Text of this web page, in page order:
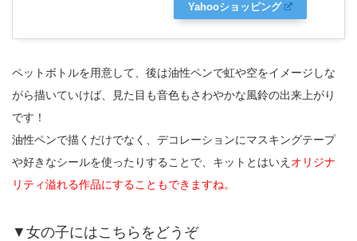
Yahooショッピング
ペットボトルを用意して、後は油性ペンで虹や空をイメージしな
がら描いていけば、見た目も音色もさわやかな風鈴の出来上がり
です！
油性ペンで描くだけでなく、デコレーションにマスキングテープ
や好きなシールを使ったりすることで、キットとはいえ オリジナ
リティ溢れる作品にすることもできますね。
▼女の子にはこちらをどうぞ